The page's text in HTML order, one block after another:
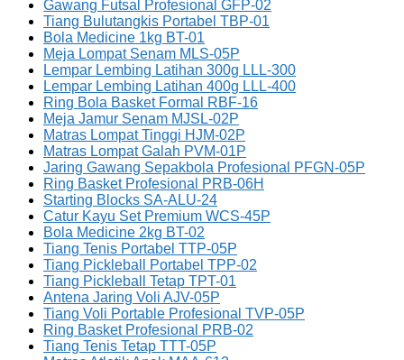
Gawang Futsal Profesional GFP-02
Tiang Bulutangkis Portabel TBP-01
Bola Medicine 1kg BT-01
Meja Lompat Senam MLS-05P
Lempar Lembing Latihan 300g LLL-300
Lempar Lembing Latihan 400g LLL-400
Ring Bola Basket Formal RBF-16
Meja Jamur Senam MJSL-02P
Matras Lompat Tinggi HJM-02P
Matras Lompat Galah PVM-01P
Jaring Gawang Sepakbola Profesional PFGN-05P
Ring Basket Profesional PRB-06H
Starting Blocks SA-ALU-24
Catur Kayu Set Premium WCS-45P
Bola Medicine 2kg BT-02
Tiang Tenis Portabel TTP-05P
Tiang Pickleball Portabel TPP-02
Tiang Pickleball Tetap TPT-01
Antena Jaring Voli AJV-05P
Tiang Voli Portable Profesional TVP-05P
Ring Basket Profesional PRB-02
Tiang Tenis Tetap TTT-05P